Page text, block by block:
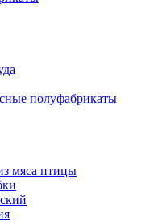
полуфабрикаты
мяса птицы